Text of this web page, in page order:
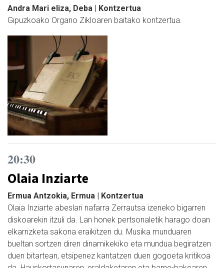
Andra Mari eliza, Deba | Kontzertua
Gipuzkoako Organo Zikloaren baitako kontzertua.
20:30
Olaia Inziarte
Ermua Antzokia, Ermua | Kontzertua
Olaia Inziarte abeslari nafarra Zerrautsa izeneko bigarren
diskoarekin itzuli da. Lan honek pertsonaletik harago doan
elkarrizketa sakona eraikitzen du. Musika munduaren
bueltan sortzen diren dinamikekiko eta mundua begiratzen
duen bitartean, etsipenez kantatzen duen gogoeta kritikoa